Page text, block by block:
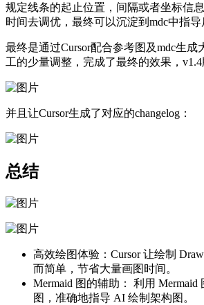
规定线条的起止位置，间隔或者坐标信
时间去调优，最终可以沉淀到mdc中指导
最终是通过Cursor配合参考图及mdc生成
工的少量调整，完成了最终的效果，v1.4
并且让Cursor生成了对应的changelog：
总结
高效绘图体验：Cursor 让绘制
而简单，节省大量画图时间。
Mermaid 图的辅助： 利用
图，准确地指导 AI 绘制架构图。